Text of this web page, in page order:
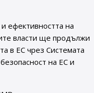
ефективността на
власти ще продължи
в ЕС чрез Системата
на ЕС и